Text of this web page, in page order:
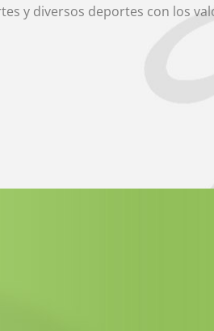
y diversos deportes con los